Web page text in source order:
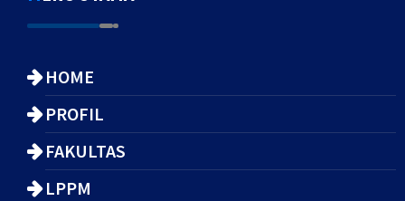
HOME
PROFIL
FAKULTAS
LPPM